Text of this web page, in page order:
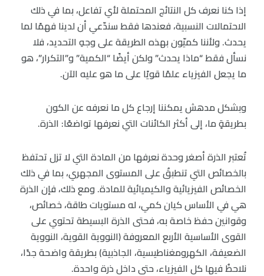
إذا كنا نعرف كل النتائج المحتملة لأي تفاعل، بما في ذلك
الاحتمالات النسبية، فعندها فقط سندّعي أن لدينا فهمًا لما
يحدث. ولأننا كميّون بهذه الطريقة على وجهِ التحديد، فلا
نسأل فقط “ماذا يحدث” ولكن أيضًا “الكمية” و”التكرار”، هو
ما يجعل الفيزياء علمًا قويًا على ما هو عليه الآن.
وبشكل مدهش يمكننا إرجاع كل ما نعرفه عن الكون
بطريقةٍ ما، إلى أكثر الكائنات التي نعرفها تواضعًا: الذرة.
تُعتبر الذرة أصغر وحدة نعرفها من المادة التي لا تزل تحتفظ
بالخصائص التي تنطبقُ على المستوى المجهري، بما في ذلك
الخصائص الفيزيائية والكيميائية للمادة. ومع ذلك، فإن الذرة
هي في الأساس كيان كمي، له مستويات طاقة، خصائص،
وقوانين حفظ خاصة به، فحتى الذرة البسيطة تحتوي على
القوى الأساسية الأربع المعروفة (النووية القوية، النووية
الضعيفة، الكهرومغناطيسية، الجاذبية) بطريقة واضحة جدًا،
نلاحظُ فيها كل الفيزياء، حتى داخل ذرة واحدة.